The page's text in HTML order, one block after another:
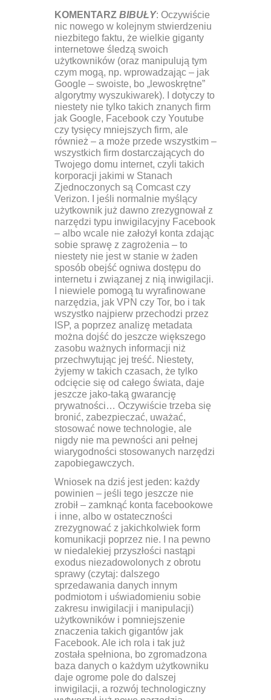
KOMENTARZ BIBUŁY: Oczywiście
nic nowego w kolejnym stwierdzeniu
niezbitego faktu, że wielkie giganty
internetowe śledzą swoich
użytkowników (oraz manipulują tym
czym mogą, np. wprowadzając – jak
Google – swoiste, bo „lewoskrętne”
algorytmy wyszukiwarek). I dotyczy to
niestety nie tylko takich znanych firm
jak Google, Facebook czy Youtube
czy tysięcy mniejszych firm, ale
również – a może przede wszystkim –
wszystkich firm dostarczających do
Twojego domu internet, czyli takich
korporacji jakimi w Stanach
Zjednoczonych są Comcast czy
Verizon. I jeśli normalnie myślący
użytkownik już dawno zrezygnował z
narzędzi typu inwigilacyjny Facebook
– albo wcale nie założył konta zdając
sobie sprawę z zagrożenia – to
niestety nie jest w stanie w żaden
sposób obejść ogniwa dostępu do
internetu i związanej z nią inwigilacji.
I niewiele pomogą tu wyrafinowane
narzędzia, jak VPN czy Tor, bo i tak
wszystko najpierw przechodzi przez
ISP, a poprzez analizę metadata
można dojść do jeszcze większego
zasobu ważnych informacji niż
przechwytując jej treść. Niestety,
żyjemy w takich czasach, że tylko
odcięcie się od całego świata, daje
jeszcze jako-taką gwarancję
prywatności… Oczywiście trzeba się
bronić, zabezpieczać, uważać,
stosować nowe technologie, ale
nigdy nie ma pewności ani pełnej
wiarygodności stosowanych narzędzi
zapobiegawczych.
Wniosek na dziś jest jeden: każdy
powinien – jeśli tego jeszcze nie
zrobił – zamknąć konta facebookowe
i inne, albo w ostateczności
zrezygnować z jakichkolwiek form
komunikacji poprzez nie. I na pewno
w niedalekiej przyszłości nastąpi
exodus niezadowolonych z obrotu
sprawy (czytaj: dalszego
sprzedawania danych innym
podmiotom i uświadomieniu sobie
zakresu inwigilacji i manipulacji)
użytkowników i pomniejszenie
znaczenia takich gigantów jak
Facebook. Ale ich rola i tak już
została spełniona, bo zgromadzona
baza danych o każdym użytkowniku
daje ogrome pole do dalszej
inwigilacji, a rozwój technologiczny